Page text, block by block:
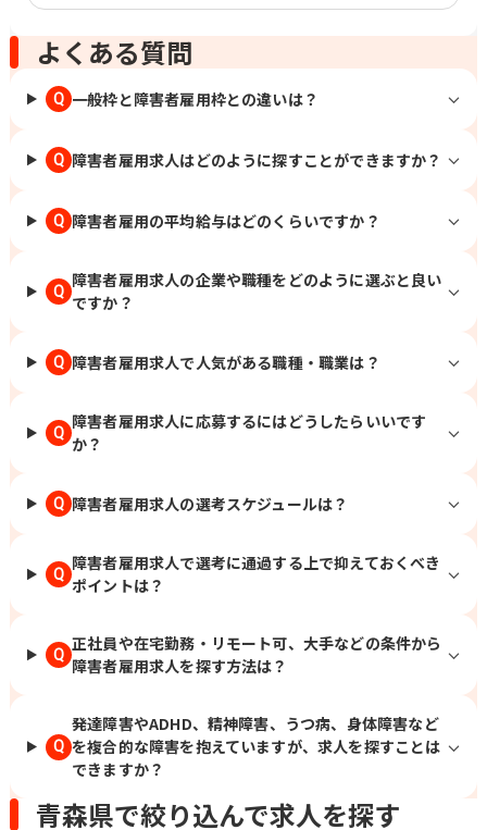
よくある質問
Q 一般枠と障害者雇用枠との違いは？
Q 障害者雇用求人はどのように探すことができますか？
Q 障害者雇用の平均給与はどのくらいですか？
Q
障害者雇用求人の企業や職種をどのように選ぶと良い
ですか？
Q 障害者雇用求人で人気がある職種・職業は？
Q
障害者雇用求人に応募するにはどうしたらいいです
か？
Q 障害者雇用求人の選考スケジュールは？
Q
障害者雇用求人で選考に通過する上で抑えておくべき
ポイントは？
Q
正社員や在宅勤務・リモート可、大手などの条件から
障害者雇用求人を探す方法は？
Q
発達障害やADHD、精神障害、うつ病、身体障害など
を複合的な障害を抱えていますが、求人を探すことは
できますか？
青森県で絞り込んで求人を探す